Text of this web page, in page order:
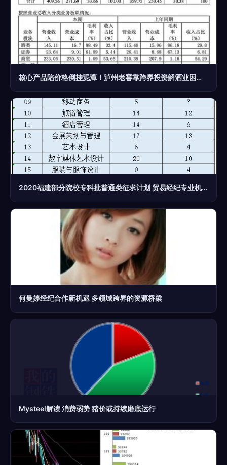
核心产品陷价格倒挂泥潭！泸州老窖靠跨界投资解酒业困境？
2020福建部分院校专科批普通类征求计划 贸易经纪专业机会与报考指南
何曼婷经纪合作新机遇 多领域跨界的资源桥梁
Mysteel解读 消费弱势 猪价或持续磨底运行